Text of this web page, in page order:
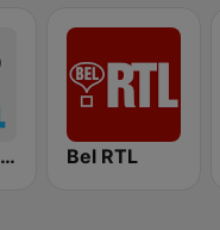
Kan Bet (כאן ב' / רשת ב') Bel RTL